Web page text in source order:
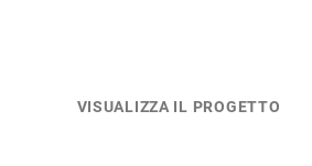
VISUALIZZA IL PROGETTO